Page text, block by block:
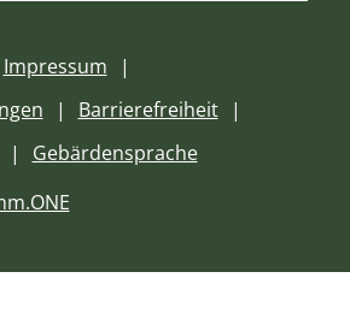
Impressum
Barrierefreiheit
Gebärdensprache